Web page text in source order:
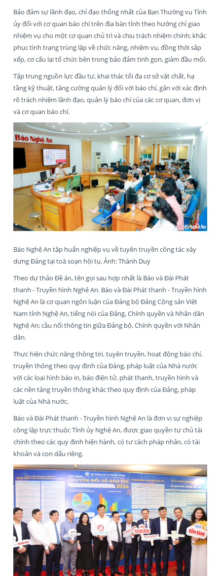
Bảo đảm sự lãnh đạo, chỉ đạo thống nhất của Ban Thường vụ Tỉnh
ủy đối với cơ quan báo chí trên địa bàn tỉnh theo hướng chỉ giao
nhiệm vụ cho một cơ quan chủ trì và chịu trách nhiệm chính; khắc
phục tình trạng trùng lặp về chức năng, nhiệm vụ, đồng thời sắp
xếp, cơ cấu lại tổ chức bên trong bảo đảm tinh gọn, giảm đầu mối.
Tập trung nguồn lực đầu tư, khai thác tối đa cơ sở vật chất, hạ
tầng kỹ thuật, tăng cường quản lý đối với báo chí, gắn với xác định
rõ trách nhiệm lãnh đạo, quản lý báo chí của các cơ quan, đơn vị
và cơ quan báo chí.
Báo Nghệ An tập huấn nghiệp vụ về tuyên truyền công tác xây
dựng Đảng tại toà soạn hội tụ. Ảnh: Thành Duy
Theo dự thảo Đề án, tên gọi sau hợp nhất là Báo và Đài Phát
thanh - Truyền hình Nghệ An. Báo và Đài Phát thanh - Truyền hình
Nghệ An là cơ quan ngôn luận của Đảng bộ Đảng Cộng sản Việt
Nam tỉnh Nghệ An, tiếng nói của Đảng, Chính quyền và Nhân dân
Nghệ An; cầu nối thông tin giữa Đảng bộ, Chính quyền với Nhân
dân.
Thực hiện chức năng thông tin, tuyên truyền, hoạt động báo chí,
truyền thông theo quy định của Đảng, pháp luật của Nhà nước
với các loại hình báo in, báo điện tử, phát thanh, truyền hình và
các nền tảng truyền thông khác theo quy định của Đảng, pháp
luật của Nhà nước.
Báo và Đài Phát thanh - Truyền hình Nghệ An là đơn vị sự nghiệp
công lập trực thuộc Tỉnh ủy Nghệ An, được giao quyền tự chủ tài
chính theo các quy định hiện hành, có tư cách pháp nhân, có tài
khoản và con dấu riêng.